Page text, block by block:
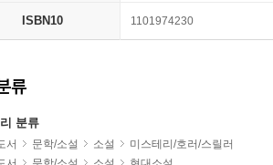
ISBN10 1101974230
류
분류
서 문학/소설 소설
미스테리/호러/스릴러